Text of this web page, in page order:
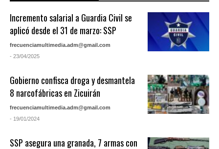
Incremento salarial a Guardia Civil se
aplicó desde el 31 de marzo: SSP
frecuenciamultimedia.adm@gmail.com
- 23/04/2025
Gobierno confisca droga y desmantela
8 narcofábricas en Zicuirán
frecuenciamultimedia.adm@gmail.com
- 19/01/2024
SSP asegura una granada, 7 armas con